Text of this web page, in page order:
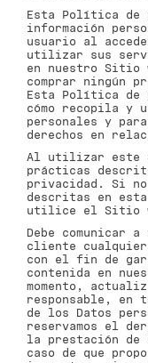
Esta Política de
información
usuario al
utilizar sus
en nuestro Sitio
comprar ningún
Esta Política de
cómo recopila y
personales y
derechos en
Al utilizar este
prácticas
privacidad. Si
descritas en
utilice el Sitio
Debe comunicar
cliente cualquier
con el fin de
contenida en
momento,
responsable, en
de los Datos
reservamos el
la prestación
caso de que